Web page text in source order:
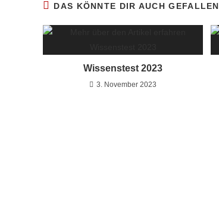
DAS KÖNNTE DIR AUCH GEFALLEN
Wissenstest 2023
3. November 2023